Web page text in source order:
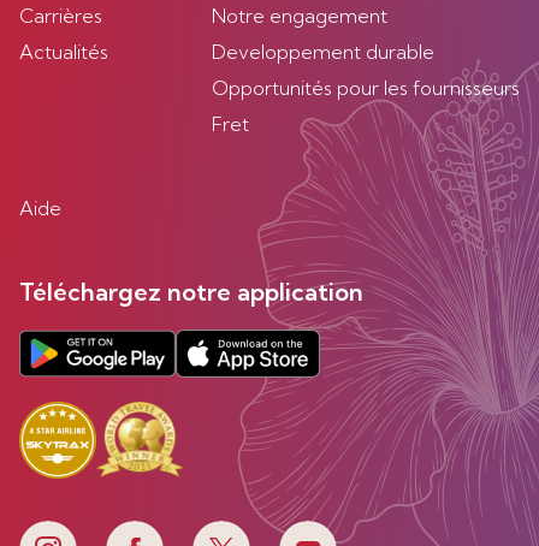
Carrières
Actualités
Notre engagement
Developpement durable
Opportunités pour les fournisseurs
Fret
Aide
Téléchargez notre application